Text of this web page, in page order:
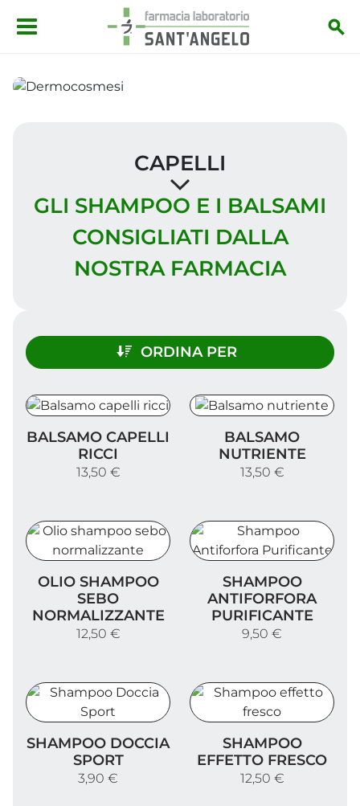
Salta al contenuto principale
CAPELLI
GLI SHAMPOO E I BALSAMI
CONSIGLIATI DALLA
NOSTRA FARMACIA
ORDINA PER
BALSAMO CAPELLI
RICCI
13,50 €
BALSAMO
NUTRIENTE
13,50 €
OLIO SHAMPOO
SEBO
NORMALIZZANTE
12,50 €
SHAMPOO
ANTIFORFORA
PURIFICANTE
9,50 €
SHAMPOO DOCCIA
SPORT
3,90 €
SHAMPOO
EFFETTO FRESCO
12,50 €